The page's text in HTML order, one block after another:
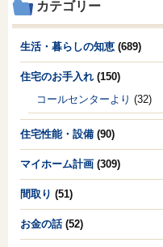
カテゴリー
生活・暮らしの知恵 (689)
住宅のお手入れ (150)
コールセンターより (32)
住宅性能・設備 (90)
マイホーム計画 (309)
間取り (51)
お金の話(52)